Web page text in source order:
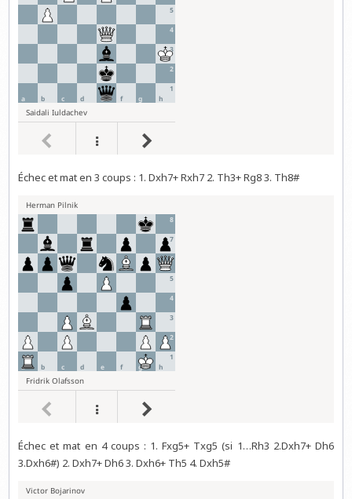
Échec et mat en 3 coups : 1. Dxh7+ Rxh7 2. Th3+ Rg8 3. Th8#
Échec et mat en 4 coups : 1. Fxg5+ Txg5 (si 1…Rh3 2.Dxh7+ Dh6
3.Dxh6#) 2. Dxh7+ Dh6 3. Dxh6+ Th5 4. Dxh5#